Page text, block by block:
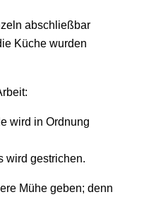
abschließbar
Küche wurden
wird in Ordnung
wird gestrichen.
Mühe geben; denn